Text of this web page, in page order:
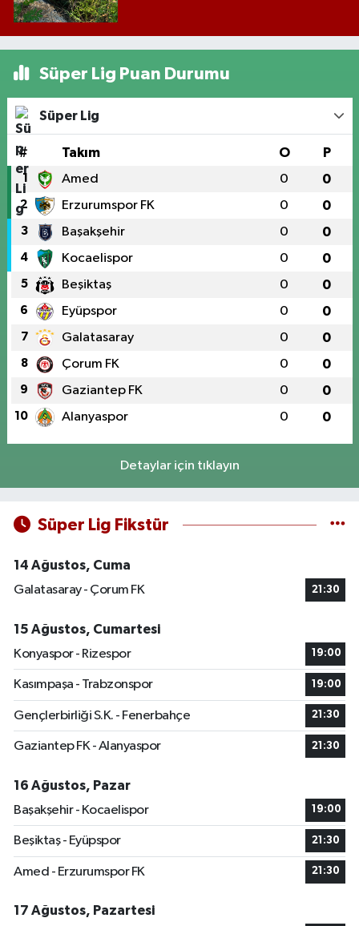
Süper Lig Puan Durumu
Süper Lig
# Takım O P
1 Amed 0 0
2 Erzurumspor FK 0 0
3 Başakşehir 0 0
4 Kocaelispor 0 0
5 Beşiktaş 0 0
6 Eyüpspor 0 0
7 Galatasaray 0 0
8 Çorum FK 0 0
9 Gaziantep FK 0 0
10 Alanyaspor 0 0
Detaylar için tıklayın
Süper Lig Fikstür
14 Ağustos, Cuma
Galatasaray - Çorum FK
21:30
15 Ağustos, Cumartesi
Konyaspor - Rizespor
19:00
Kasımpaşa - Trabzonspor 19:00
Gençlerbirliği S.K. - Fenerbahçe 21:30
Gaziantep FK - Alanyaspor 21:30
16 Ağustos, Pazar
Başakşehir - Kocaelispor
19:00
Beşiktaş - Eyüpspor 21:30
Amed - Erzurumspor FK 21:30
17 Ağustos, Pazartesi